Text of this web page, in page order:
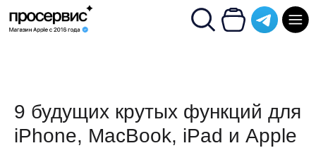
9 будущих крутых функций для
iPhone, MacBook, iPad и Apple